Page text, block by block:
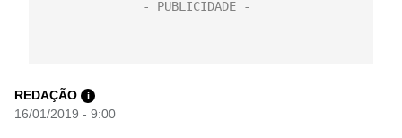
REDAÇÃO i
16/01/2019 - 9:00